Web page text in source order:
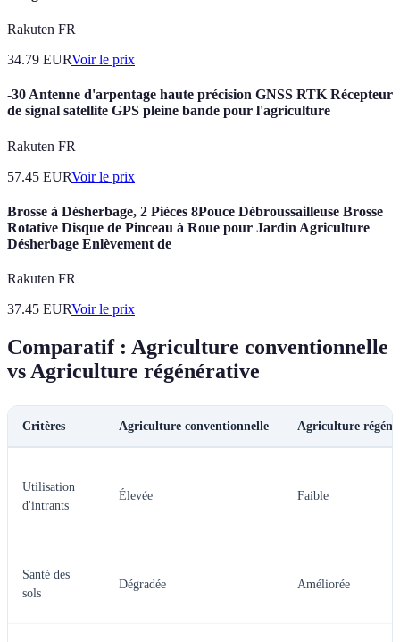
Rakuten FR
34.79 EURVoir le prix
-30 Antenne d'arpentage haute précision GNSS RTK Récepteur
de signal satellite GPS pleine bande pour l'agriculture
Rakuten FR
57.45 EURVoir le prix
Brosse à Désherbage, 2 Pièces 8Pouce Débroussailleuse Brosse
Rotative Disque de Pinceau à Roue pour Jardin Agriculture
Désherbage Enlèvement de
Rakuten FR
37.45 EURVoir le prix
Comparatif : Agriculture conventionnelle
vs Agriculture régénérative
Critères Agriculture conventionnelle Agriculture
Utilisation
d'intrants
Élevée Faible
Santé des
sols
Dégradée Améliorée